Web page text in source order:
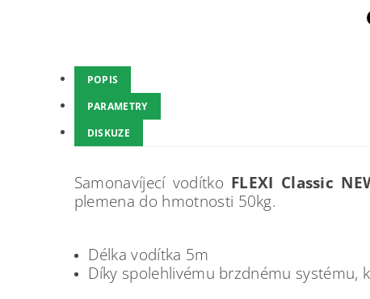
POPIS
PARAMETRY
DISKUZE
Samonavíjecí vodítko FLEXI Classic
plemena do hmotnosti 50kg.
Délka vodítka 5m
Díky spolehlivému brzdnému